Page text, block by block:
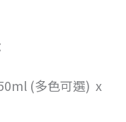
(多色可選) x